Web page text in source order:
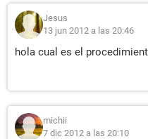
Jesus
13 jun 2012 a las 20:46
hola cual es el
michii
7 dic 2012 a las 20:10